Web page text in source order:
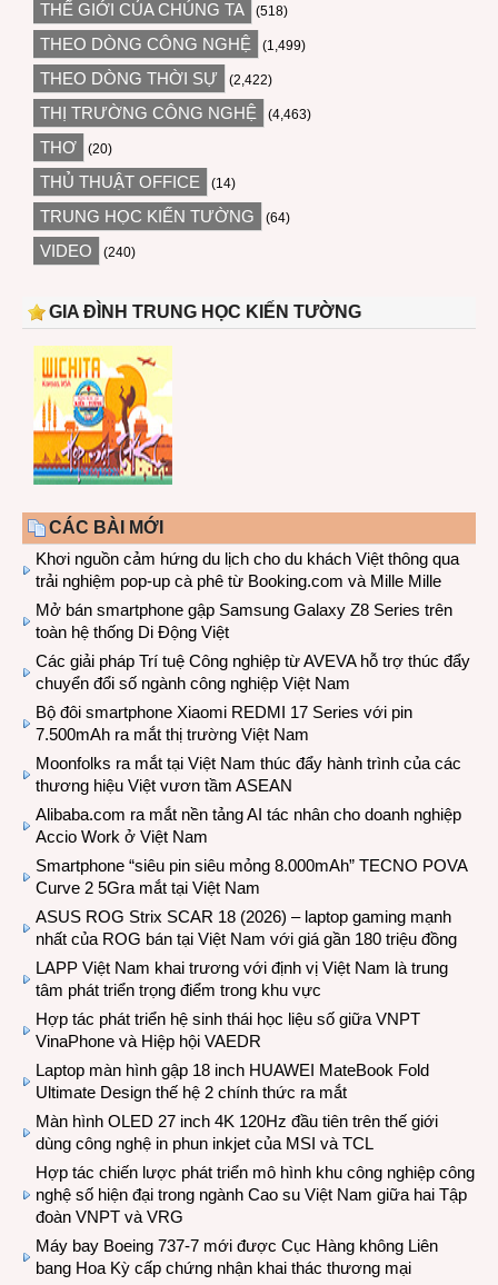
THẾ GIỚI CỦA CHÚNG TA (518)
THEO DÒNG CÔNG NGHỆ (1,499)
THEO DÒNG THỜI SỰ (2,422)
THỊ TRƯỜNG CÔNG NGHỆ (4,463)
THƠ (20)
THỦ THUẬT OFFICE (14)
TRUNG HỌC KIẾN TƯỜNG (64)
VIDEO (240)
GIA ĐÌNH TRUNG HỌC KIẾN TƯỜNG
CÁC BÀI MỚI
Khơi nguồn cảm hứng du lịch cho du khách Việt thông qua
trải nghiệm pop-up cà phê từ Booking.com và Mille Mille
Mở bán smartphone gập Samsung Galaxy Z8 Series trên
toàn hệ thống Di Động Việt
Các giải pháp Trí tuệ Công nghiệp từ AVEVA hỗ trợ thúc đẩy
chuyển đổi số ngành công nghiệp Việt Nam
Bộ đôi smartphone Xiaomi REDMI 17 Series với pin
7.500mAh ra mắt thị trường Việt Nam
Moonfolks ra mắt tại Việt Nam thúc đẩy hành trình của các
thương hiệu Việt vươn tầm ASEAN
Alibaba.com ra mắt nền tảng AI tác nhân cho doanh nghiệp
Accio Work ở Việt Nam
Smartphone “siêu pin siêu mỏng 8.000mAh” TECNO POVA
Curve 2 5Gra mắt tại Việt Nam
ASUS ROG Strix SCAR 18 (2026) – laptop gaming mạnh
nhất của ROG bán tại Việt Nam với giá gần 180 triệu đồng
LAPP Việt Nam khai trương với định vị Việt Nam là trung
tâm phát triển trọng điểm trong khu vực
Hợp tác phát triển hệ sinh thái học liệu số giữa VNPT
VinaPhone và Hiệp hội VAEDR
Laptop màn hình gập 18 inch HUAWEI MateBook Fold
Ultimate Design thế hệ 2 chính thức ra mắt
Màn hình OLED 27 inch 4K 120Hz đầu tiên trên thế giới
dùng công nghệ in phun inkjet của MSI và TCL
Hợp tác chiến lược phát triển mô hình khu công nghiệp công
nghệ số hiện đại trong ngành Cao su Việt Nam giữa hai Tập
đoàn VNPT và VRG
Máy bay Boeing 737-7 mới được Cục Hàng không Liên
bang Hoa Kỳ cấp chứng nhận khai thác thương mại